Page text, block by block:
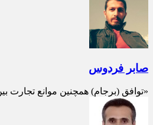
صابر فردوس
«توافق (برجام) همچنین موانع تجارت